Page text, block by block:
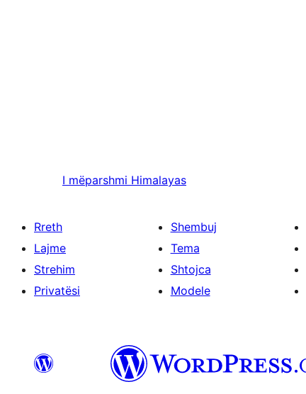
I mëparshmi Himalayas
Rreth
Lajme
Strehim
Privatësi
Shembuj
Tema
Shtojca
Modele